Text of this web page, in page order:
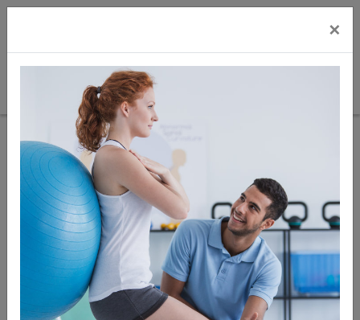
×
Therapie & Gymnastik
Übungsbänder
Sortierung: Preis